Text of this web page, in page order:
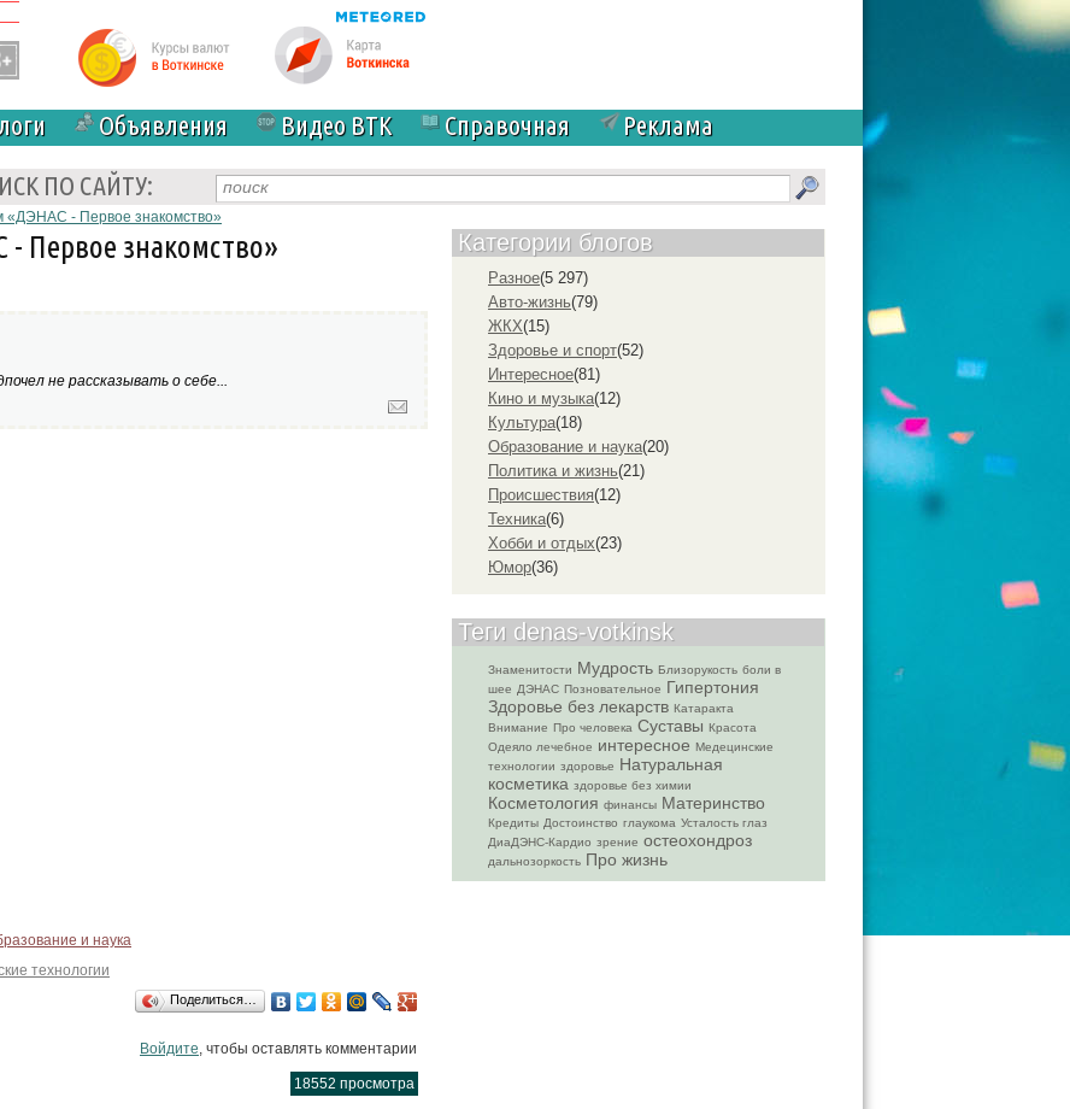
Объявления Видео ВТК Справочная
Реклама
ПО САЙТУ:
«ДЭНАС - Первое знакомство»
Первое знакомство»
не рассказывать о себе...
и наука
технологии
Поделиться…
Войдите, чтобы оставлять комментарии
18552 просмотра
Категории блогов
Разное(5 297)
Авто-жизнь(79)
ЖКХ(15)
Здоровье и спорт(52)
Интересное(81)
Кино и музыка(12)
Культура(18)
Образование и наука(20)
Политика и жизнь(21)
Проиcшествия(12)
Техника(6)
Хобби и отдых(23)
Юмор(36)
Теги denas-votkinsk
Знаменитости Мудрость Близорукость боли в
шее ДЭНАС Позновательное Гипертония
Здоровье без лекарств Катаракта
Внимание Про человека Суставы Красота
Одеяло лечебное интересное Медецинские
технологии здоровье Натуральная
косметика здоровье без химии
Косметология финансы Материнство
Кредиты Достоинство глаукома Усталость глаз
ДиаДЭНС-Кардио зрение остеохондроз
дальнозоркость Про жизнь